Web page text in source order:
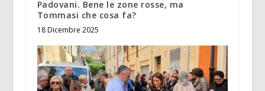
Padovani. Bene le zone rosse, ma
Tommasi che cosa fa?
18 Dicembre 2025